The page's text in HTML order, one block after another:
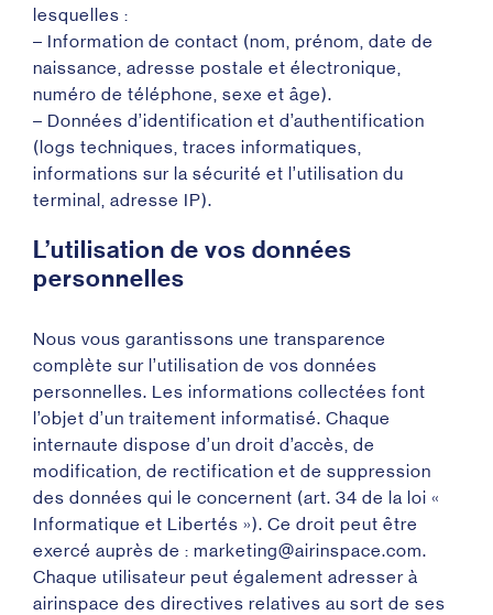
lesquelles :
– Information de contact (nom, prénom, date de
naissance, adresse postale et électronique,
numéro de téléphone, sexe et âge).
– Données d’identification et d’authentification
(logs techniques, traces informatiques,
informations sur la sécurité et l’utilisation du
terminal, adresse IP).
L’utilisation de vos données
personnelles
Nous vous garantissons une transparence
complète sur l’utilisation de vos données
personnelles. Les informations collectées font
l’objet d’un traitement informatisé. Chaque
internaute dispose d’un droit d’accès, de
modification, de rectification et de suppression
des données qui le concernent (art. 34 de la loi «
Informatique et Libertés »). Ce droit peut être
exercé auprès de : marketing@airinspace.com.
Chaque utilisateur peut également adresser à
airinspace des directives relatives au sort de ses